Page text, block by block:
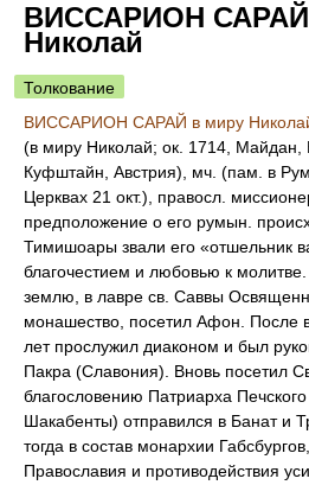
ВИССАРИОН
Николай
Толкование
ВИССАРИОН САРАЙ в миру
(в миру Николай; ок. 1714, Майдан,
Куфштайн, Австрия), мч. (пам. в
Церквах 21 окт.), правосл.
предположение о его румын.
Тимишоары звали его «отшельник
благочестием и любовью к
землю, в лавре св. Саввы
монашество, посетил Афон. После
лет прослужил диаконом и был
Пакра (Славония). Вновь посетил
благословению Патриарха
Шакабенты) отправился в Банат и
тогда в состав монархии
Православия и противодействия